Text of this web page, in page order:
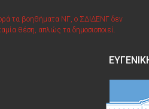
τα βοηθήματα ΝΓ, ο ΣΔΙΔΕΝΓ δεν
θέση, απλώς τα δημοσιοποιεί.